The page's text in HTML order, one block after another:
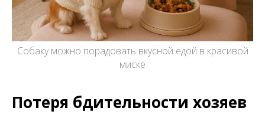
Собаку можно порадовать вкусной едой в красивой
миске
Потеря бдительности хозяев